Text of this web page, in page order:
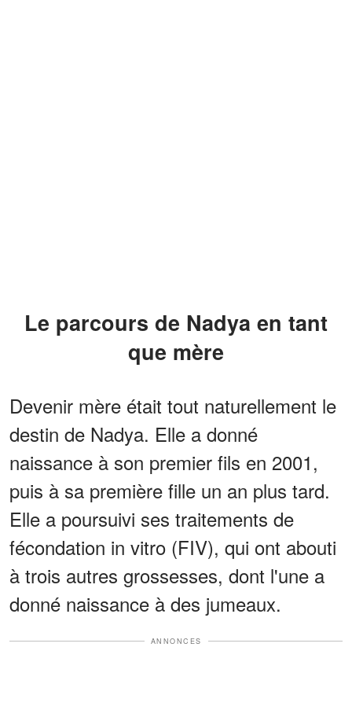
Le parcours de Nadya en tant
que mère
Devenir mère était tout naturellement le
destin de Nadya. Elle a donné
naissance à son premier fils en 2001,
puis à sa première fille un an plus tard.
Elle a poursuivi ses traitements de
fécondation in vitro (FIV), qui ont abouti
à trois autres grossesses, dont l'une a
donné naissance à des jumeaux.
ANNONCES